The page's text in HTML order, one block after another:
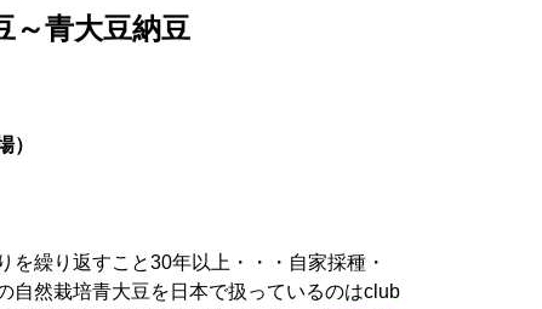
～青大豆納豆
）
繰り返すこと30年以上・・・自家採種・
自然栽培青大豆を日本で扱っているのはclub